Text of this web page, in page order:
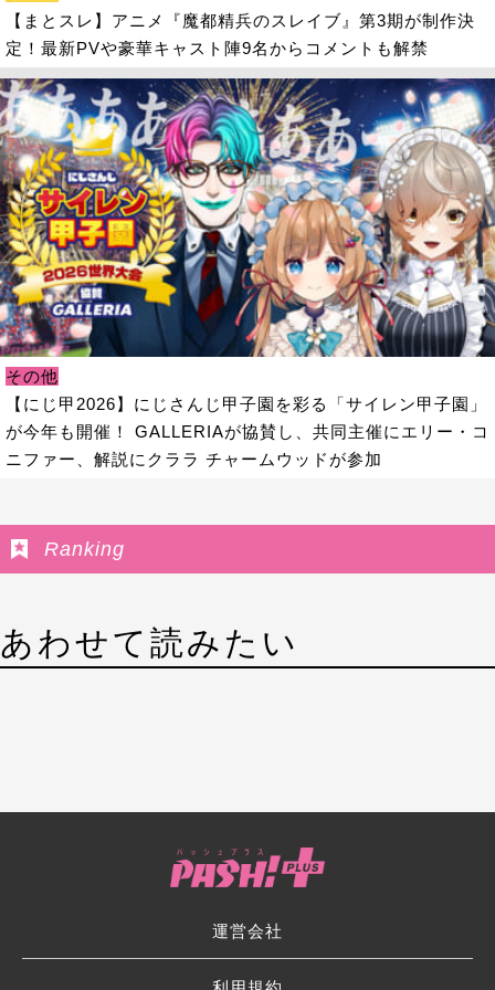
【まとスレ】アニメ『魔都精兵のスレイブ』第3期が制作決
定！最新PVや豪華キャスト陣9名からコメントも解禁
その他
【にじ甲2026】にじさんじ甲子園を彩る「サイレン甲子園」
が今年も開催！ GALLERIAが協賛し、共同主催にエリー・コ
ニファー、解説にクララ チャームウッドが参加
Ranking
あわせて読みたい
運営会社